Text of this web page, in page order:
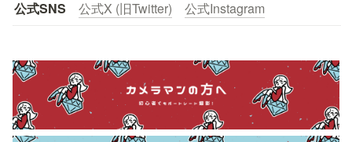
公式SNS 公式X (旧Twitter) 公式Instagram